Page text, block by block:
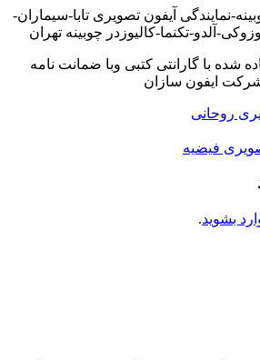
نمایندگی آیفون تصویری تابا-سیماران-
آلدو-تکنما-کالیوزدر چوبینه تهران
شده با گارانتی کتبی وبا ضمانت نامه
ایفون سازان
روحانی
فیضیه
بشوید.